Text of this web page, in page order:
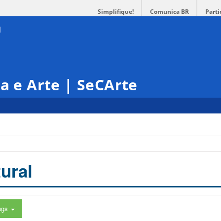
Simplifique! Comunica BR
e Arte | SeCArte